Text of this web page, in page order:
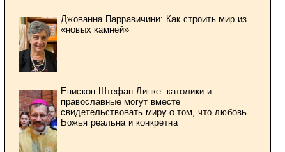
Джованна Парравичини: Как строить мир из
«новых камней»
Епископ Штефан Липке: католики и
православные могут вместе
свидетельствовать миру о том, что любовь
Божья реальна и конкретна